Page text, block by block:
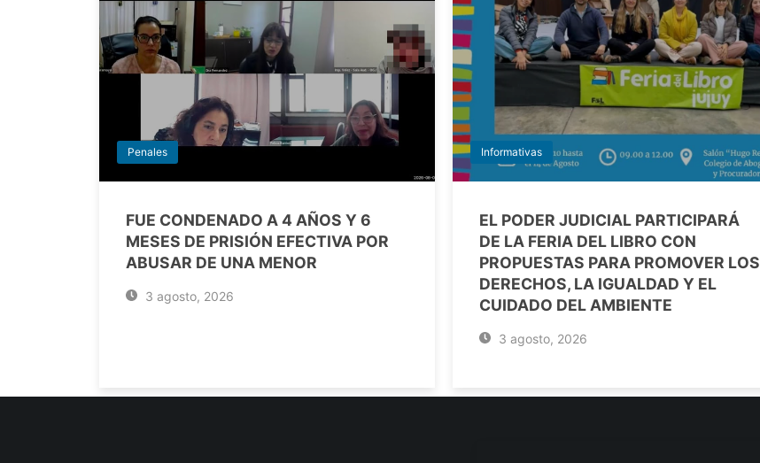
Penales
FUE CONDENADO A 4 AÑOS Y 6
MESES DE PRISIÓN EFECTIVA POR
ABUSAR DE UNA MENOR
3 agosto, 2026
Informativas
EL PODER JUDICIAL PARTICIPARÁ
DE LA FERIA DEL LIBRO CON
PROPUESTAS PARA PROMOVER LOS
DERECHOS, LA IGUALDAD Y EL
CUIDADO DEL AMBIENTE
3 agosto, 2026